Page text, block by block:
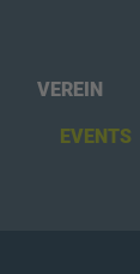
VEREIN
EVENTS